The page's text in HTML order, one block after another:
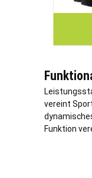
vereint
Funktion